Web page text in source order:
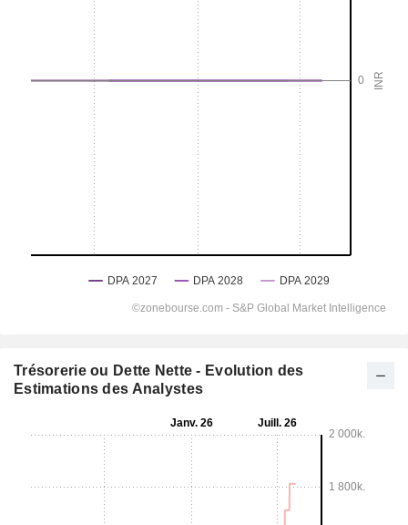
Trésorerie ou Dette Nette - Evolution des
Estimations des Analystes